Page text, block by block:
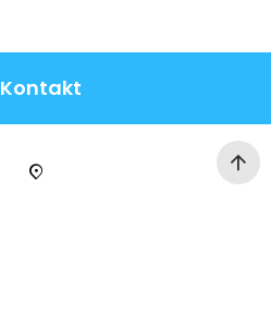
Kontakt